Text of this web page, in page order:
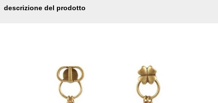
descrizione del prodotto